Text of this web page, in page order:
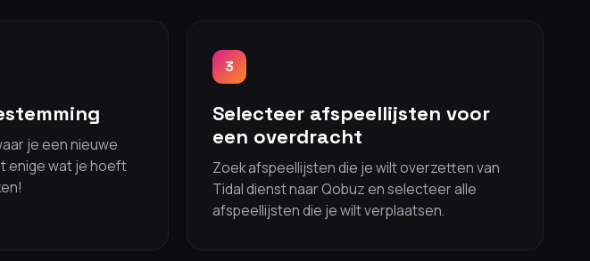
je een nieuwe
enige wat je hoeft
3
Selecteer afspeellijsten voor
een overdracht
Zoek afspeellijsten die je wilt overzetten van
Tidal dienst naar Qobuz en selecteer alle
afspeellijsten die je wilt verplaatsen.